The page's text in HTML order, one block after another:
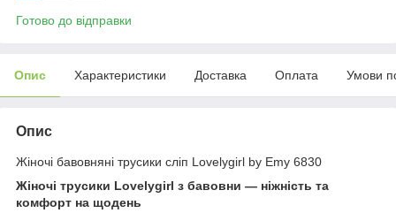
Готово до відправки
Опис Характеристики Доставка Оплата Умови
Опис
Жіночі бавовняні трусики сліп Lovelygirl by Emy 6830
Жіночі трусики Lovelygirl з бавовни — ніжність та
комфорт на щодень